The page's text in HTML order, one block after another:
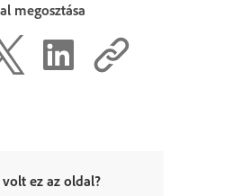
megosztása
volt ez az oldal?